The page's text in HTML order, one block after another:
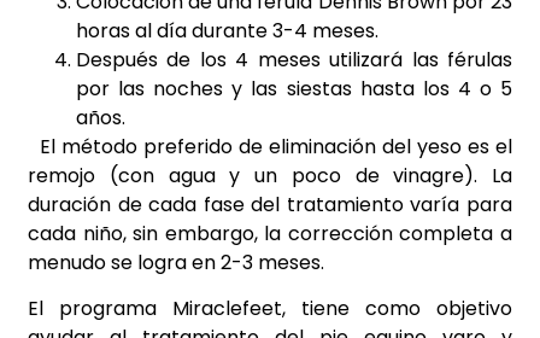
horas al día durante 3-4 meses.
Después de los 4 meses utilizará las férulas
por las noches y las siestas hasta los 4 o 5
años.
El método preferido de eliminación del yeso es el
remojo (con agua y un poco de vinagre). La
duración de cada fase del tratamiento varía para
cada niño, sin embargo, la corrección completa a
menudo se logra en 2-3 meses.
El programa Miraclefeet, tiene como objetivo